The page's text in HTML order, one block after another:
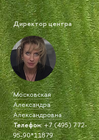
Директор центра
Московская
Александра
Александровна
Телефон:+7 (495) 772-
95-90*11879